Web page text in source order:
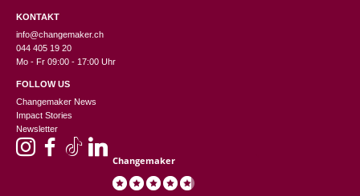
KONTAKT
info@changemaker.ch
044 405 19 20
Mo - Fr 09:00 - 17:00 Uhr
FOLLOW US
Changemaker News
Impact Stories
Newsletter
Changemaker